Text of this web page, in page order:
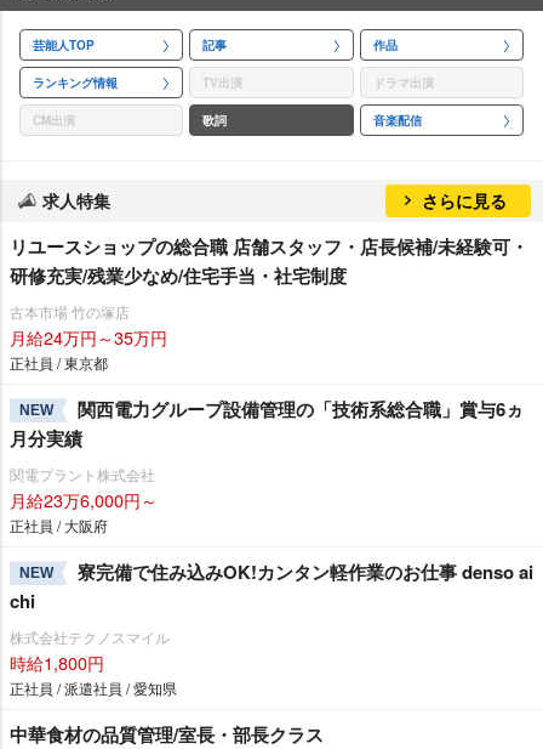
芸能人TOP 記事 作品
ランキング情報 TV出演 ドラマ出演
CM出演 歌詞 音楽配信
求人特集 さらに見る
リユースショップの総合職 店舗スタッフ・店長候補/未経験可・
研修充実/残業少なめ/住宅手当・社宅制度
古本市場 竹の塚店
月給24万円～35万円
正社員 / 東京都
NEW
関西電力グループ設備管理の「技術系総合職」賞与6ヵ
月分実績
関電プラント株式会社
月給23万6,000円～
正社員 / 大阪府
NEW
寮完備で住み込みOK!カンタン軽作業のお仕事 denso ai
chi
株式会社テクノスマイル
時給1,800円
正社員 / 派遣社員 / 愛知県
中華食材の品質管理/室長・部長クラス